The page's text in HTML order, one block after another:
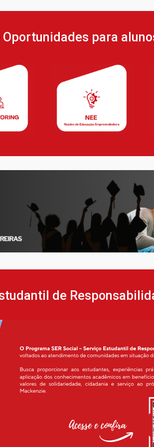
Oportunidades para
de